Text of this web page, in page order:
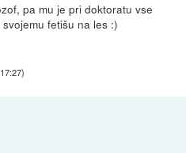
pa mu je pri doktoratu vse
fetišu na les :)
)